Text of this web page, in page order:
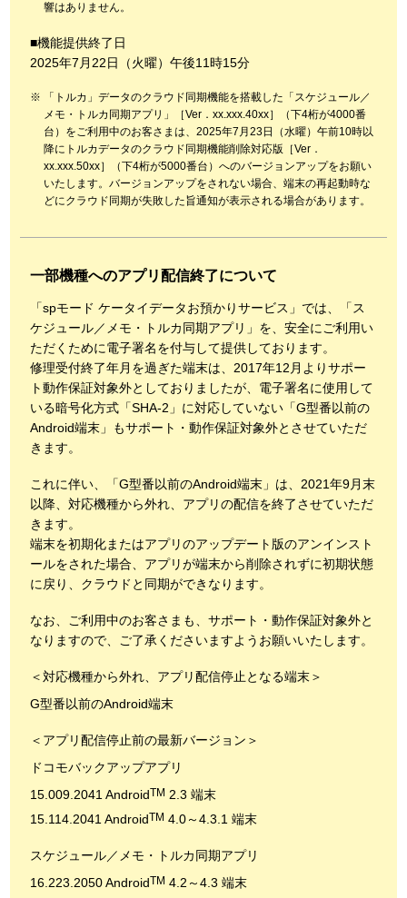
響はありません。
■機能提供終了日
2025年7月22日（火曜）午後11時15分
「トルカ」データのクラウド同期機能を搭載した「スケジュール／
メモ・トルカ同期アプリ」［Ver．xx.xxx.40xx］（下4桁が4000番
台）をご利用中のお客さまは、2025年7月23日（水曜）午前10時以
降にトルカデータのクラウド同期機能削除対応版［Ver．
xx.xxx.50xx］（下4桁が5000番台）へのバージョンアップをお願い
いたします。バージョンアップをされない場合、端末の再起動時な
どにクラウド同期が失敗した旨通知が表示される場合があります。
一部機種へのアプリ配信終了について
「spモード ケータイデータお預かりサービス」では、「ス
ケジュール／メモ・トルカ同期アプリ」を、安全にご利用い
ただくために電子署名を付与して提供しております。
修理受付終了年月を過ぎた端末は、2017年12月よりサポー
ト動作保証対象外としておりましたが、電子署名に使用して
いる暗号化方式「SHA-2」に対応していない「G型番以前の
Android端末」もサポート・動作保証対象外とさせていただ
きます。
これに伴い、「G型番以前のAndroid端末」は、2021年9月末
以降、対応機種から外れ、アプリの配信を終了させていただ
きます。
端末を初期化またはアプリのアップデート版のアンインスト
ールをされた場合、アプリが端末から削除されずに初期状態
に戻り、クラウドと同期ができなります。
なお、ご利用中のお客さまも、サポート・動作保証対象外と
なりますので、ご了承くださいますようお願いいたします。
＜対応機種から外れ、アプリ配信停止となる端末＞
G型番以前のAndroid端末
＜アプリ配信停止前の最新バージョン＞
ドコモバックアップアプリ
15.009.2041 AndroidTM 2.3 端末
15.114.2041 AndroidTM 4.0～4.3.1 端末
スケジュール／メモ・トルカ同期アプリ
16.223.2050 AndroidTM 4.2～4.3 端末